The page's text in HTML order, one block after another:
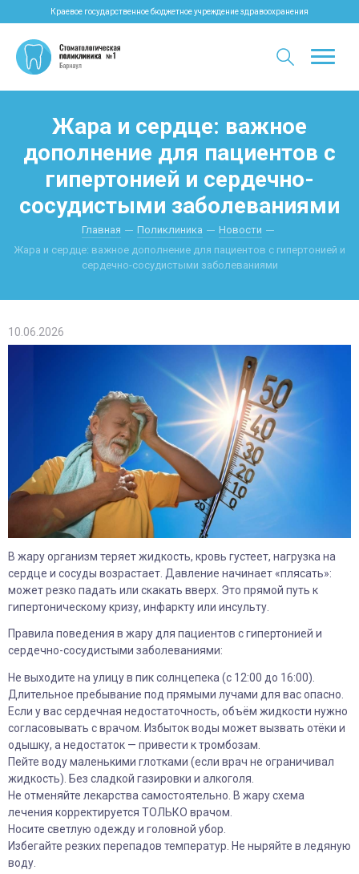
Краевое государственное бюджетное учреждение здравоохранения
Жара и сердце: важное
дополнение для пациентов с
гипертонией и сердечно-
сосудистыми заболеваниями
Главная Поликлиника
Новости
Жара и сердце: важное дополнение для пациентов с гипертонией и
сердечно-сосудистыми заболеваниями
10.06.2026
В жару организм теряет жидкость, кровь густеет, нагрузка на
сердце и сосуды возрастает. Давление начинает «плясать»:
может резко падать или скакать вверх. Это прямой путь к
гипертоническому кризу, инфаркту или инсульту.
Правила поведения в жару для пациентов с гипертонией и
сердечно-сосудистыми заболеваниями:
Не выходите на улицу в пик солнцепека (с 12:00 до 16:00).
Длительное пребывание под прямыми лучами для вас опасно.
Если у вас сердечная недостаточность, объём жидкости нужно
согласовывать с врачом. Избыток воды может вызвать отёки и
одышку, а недостаток — привести к тромбозам.
Пейте воду маленькими глотками (если врач не ограничивал
жидкость). Без сладкой газировки и алкоголя.
Не отменяйте лекарства самостоятельно. В жару схема
лечения корректируется ТОЛЬКО врачом.
Носите светлую одежду и головной убор.
Избегайте резких перепадов температур. Не ныряйте в ледяную
воду.